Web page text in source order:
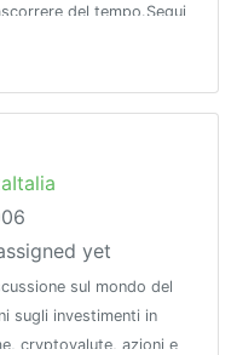
del tempo.Segui
ispazio
yet
sul mondo del
sugli investimenti in
cryptovalute, azioni e